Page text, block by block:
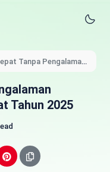
Tanpa Pengalaman
Tahun 2025